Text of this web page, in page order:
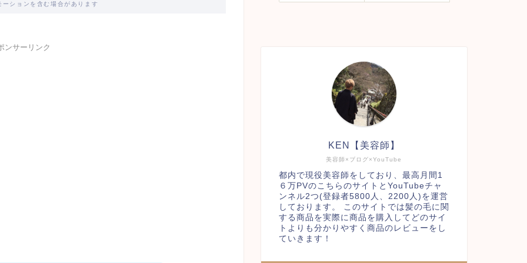
ーションを含む場合があります
ンサーリンク
美容師×ブログ×YouTube
KEN【美容師】
都内で現役美容師をしており、最高月間1
６万PVのこちらのサイトとYouTubeチャ
ンネル2つ(登録者5800人、2200人)を運営
しております。 このサイトでは髪の毛に関
する商品を実際に商品を購入してどのサイ
トよりも分かりやすく商品のレビューをし
ていきます！